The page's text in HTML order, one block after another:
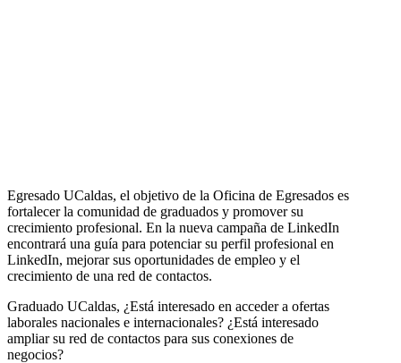
Egresado UCaldas, el objetivo de la Oficina de Egresados es
fortalecer la comunidad de graduados y promover su
crecimiento profesional. En la nueva campaña de LinkedIn
encontrará una guía para potenciar su perfil profesional en
LinkedIn, mejorar sus oportunidades de empleo y el
crecimiento de una red de contactos.
Graduado UCaldas, ¿Está interesado en acceder a ofertas
laborales nacionales e internacionales? ¿Está interesado
ampliar su red de contactos para sus conexiones de
negocios?